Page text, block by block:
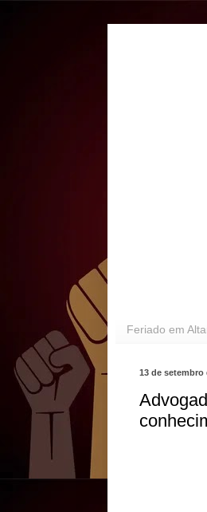
Feriado em
13 de setembro